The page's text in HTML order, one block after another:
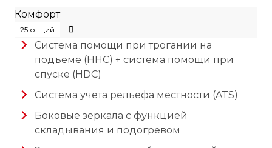
Комфорт
25 опций
Система помощи при трогании на
подъеме (HHC) + система помощи при
спуске (HDC)
Система учета рельефа местности (ATS)
Боковые зеркала с функцией
складывания и подогревом